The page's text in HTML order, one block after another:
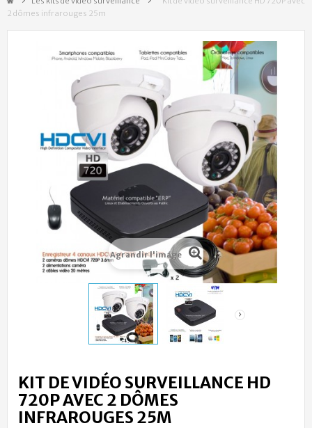
2 dômes infrarouges 25m
Agrandir l'image
KIT DE VIDÉO SURVEILLANCE HD
720P AVEC 2 DÔMES
INFRAROUGES 25M